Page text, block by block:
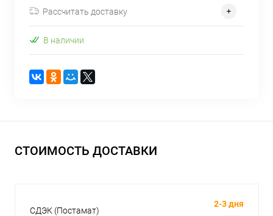
Рассчитать доставку
В наличии
СТОИМОСТЬ ДОСТАВКИ
СДЭК (Постамат)
2-3 дня